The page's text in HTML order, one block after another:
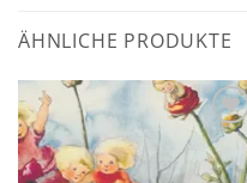
ÄHNLICHE PRODUKTE
Zum
Wunschzettel
hinzufügen